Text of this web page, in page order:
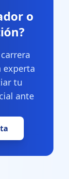
o
experta
tu
ante